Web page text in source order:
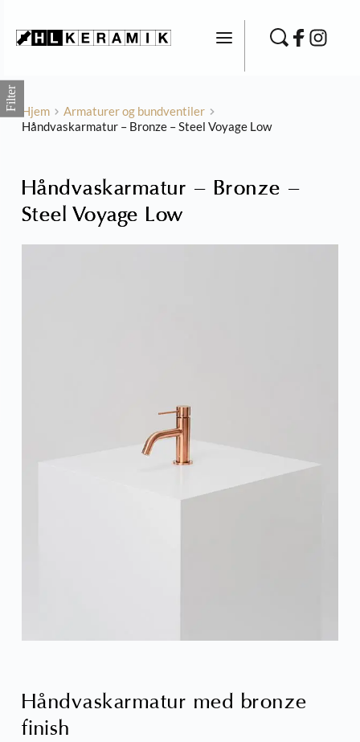
indhold
Hjem
Armaturer og bundventiler
Håndvaskarmatur – Bronze – Steel Voyage Low
Håndvaskarmatur – Bronze –
Steel Voyage Low
Håndvaskarmatur med bronze
finish
Filter